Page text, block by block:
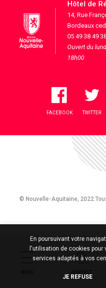
Hôtel de
14, Rue
Bordeaux
05 49 38 49
Ouvert du
18h00
FACEBOOK TWITTER
© Nouvelle-Aquitaine,
En poursuivant votre
l'utilisation de cookies pour
services adaptés à vos
JE REFUSE